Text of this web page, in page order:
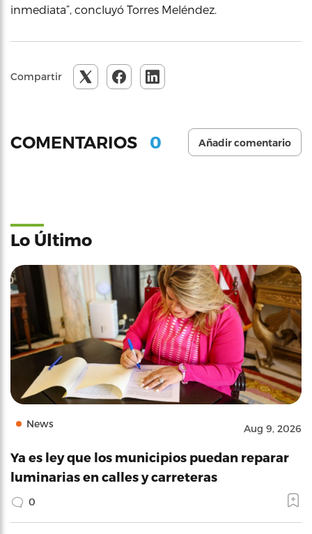
inmediata”, concluyó Torres Meléndez.
Compartir
COMENTARIOS 0 Añadir comentario
Lo Último
News Aug 9, 2026
Ya es ley que los municipios puedan reparar
luminarias en calles y carreteras
0